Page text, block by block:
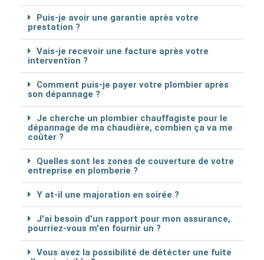
Puis-je avoir une garantie après votre
prestation ?
Vais-je recevoir une facture après votre
intervention ?
Comment puis-je payer votre plombier après
son dépannage ?
Je cherche un plombier chauffagiste pour le
dépannage de ma chaudière, combien ça va me
coûter ?
Quelles sont les zones de couverture de votre
entreprise en plomberie ?
Y at-il une majoration en soirée ?
J'ai besoin d'un rapport pour mon assurance,
pourriez-vous m'en fournir un ?
Vous avez la possibilité de détécter une fuite